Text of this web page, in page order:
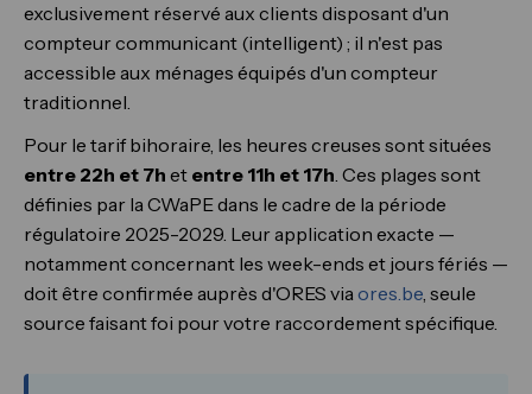
exclusivement réservé aux clients disposant d'un
compteur communicant (intelligent) ; il n'est pas
accessible aux ménages équipés d'un compteur
traditionnel.
Pour le tarif bihoraire, les heures creuses sont situées
entre 22h et 7h et entre 11h et 17h. Ces plages sont
définies par la CWaPE dans le cadre de la période
régulatoire 2025-2029. Leur application exacte —
notamment concernant les week-ends et jours fériés —
doit être confirmée auprès d'ORES via ores.be, seule
source faisant foi pour votre raccordement spécifique.